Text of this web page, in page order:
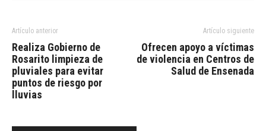
Artículo anterior
Realiza Gobierno de
Rosarito limpieza de
pluviales para evitar
puntos de riesgo por
lluvias
Artículo siguiente
Ofrecen apoyo a víctimas
de violencia en Centros de
Salud de Ensenada